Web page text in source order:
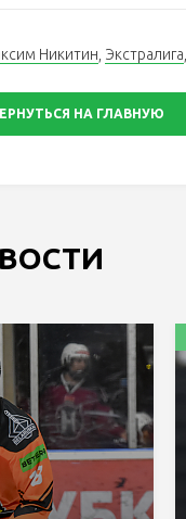
Никитин Экстралига
НА ГЛАВНУЮ